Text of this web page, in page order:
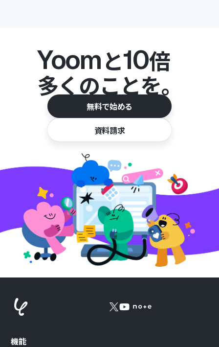
Yoomと10倍
多くのことを。
無料で始める
資料請求
機能